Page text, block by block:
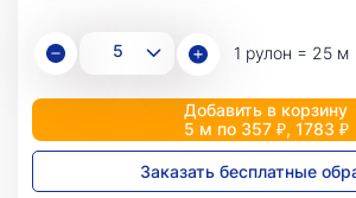
1 рулон = 25 м
Добавить в корзину
5 м по 357 ₽, 1783 ₽
Заказать бесплатные